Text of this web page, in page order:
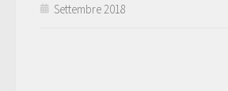
Settembre 2018